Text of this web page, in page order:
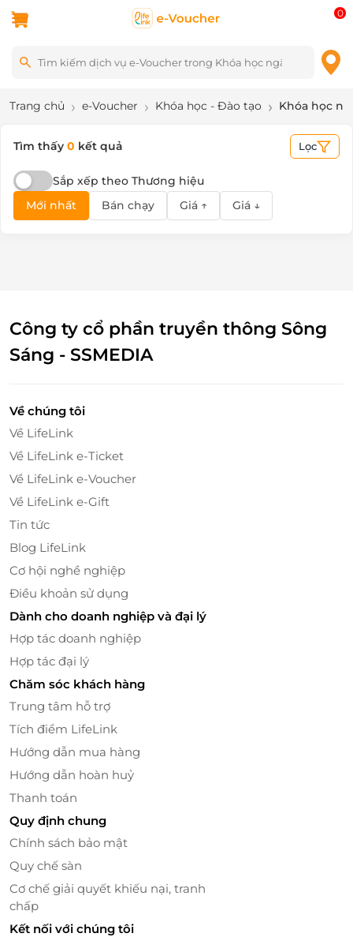
0
Trang chủ e-Voucher Khóa học - Đào tạo Khóa học
Tìm thấy 0 kết quả Lọc
Sắp xếp theo Thương hiệu
Mới nhất
Bán chạy Giá ↑ Giá ↓
Công ty cổ phần truyền thông Sông
Sáng - SSMEDIA
Về chúng tôi
Về LifeLink
Về LifeLink e-Ticket
Về LifeLink e-Voucher
Về LifeLink e-Gift
Tin tức
Blog LifeLink
Cơ hội nghề nghiệp
Điều khoản sử dụng
Dành cho doanh nghiệp và đại lý
Hợp tác doanh nghiệp
Hợp tác đại lý
Chăm sóc khách hàng
Trung tâm hỗ trợ
Tích điểm LifeLink
Hướng dẫn mua hàng
Hướng dẫn hoàn huỷ
Thanh toán
Quy định chung
Chính sách bảo mật
Quy chế sàn
Cơ chế giải quyết khiếu nại, tranh
chấp
Kết nối với chúng tôi